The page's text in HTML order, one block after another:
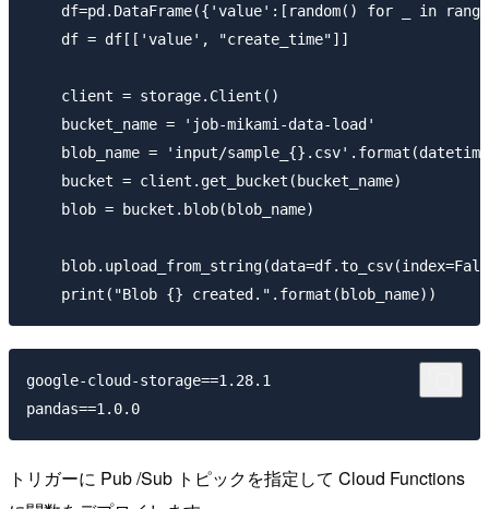
df=pd.DataFrame({'value':[random() for _ in
    df = df[['value', "create_time"]]
    client = storage.Client()
    bucket_name = 'job-mikami-data-load'
blob_name = 'input/
    bucket = client.get_bucket(bucket_name)
    blob = bucket.blob(blob_name)
google-cloud-storage==1.28.1
トリガーに Pub /Sub トピックを指定して Cloud Functions